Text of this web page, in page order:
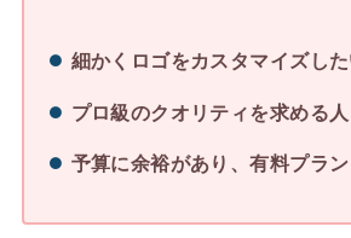
細かくロゴをカスタマイズした
プロ級のクオリティを求める人
予算に余裕があり、有料プラ